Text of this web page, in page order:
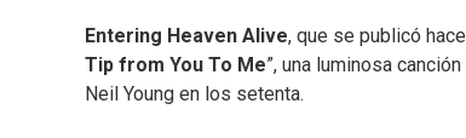
Entering Heaven Alive, que se publicó
Tip from You To Me”, una luminosa
Neil Young en los setenta.